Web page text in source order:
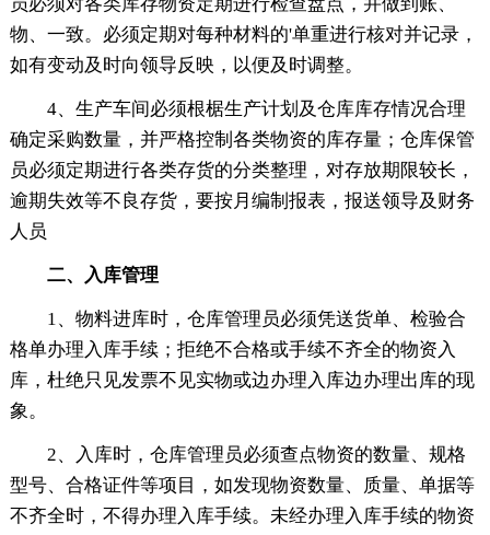
物、一致。必须定期对每种材料的'单重进行核对并记录，
如有变动及时向领导反映，以便及时调整。
4、生产车间必须根椐生产计划及仓库库存情况合理
确定采购数量，并严格控制各类物资的库存量；仓库保管
员必须定期进行各类存货的分类整理，对存放期限较长，
逾期失效等不良存货，要按月编制报表，报送领导及财务
人员
二、入库管理
1、物料进库时，仓库管理员必须凭送货单、检验合
格单办理入库手续；拒绝不合格或手续不齐全的物资入
库，杜绝只见发票不见实物或边办理入库边办理出库的现
象。
2、入库时，仓库管理员必须查点物资的数量、规格
型号、合格证件等项目，如发现物资数量、质量、单据等
不齐全时，不得办理入库手续。未经办理入库手续的物资